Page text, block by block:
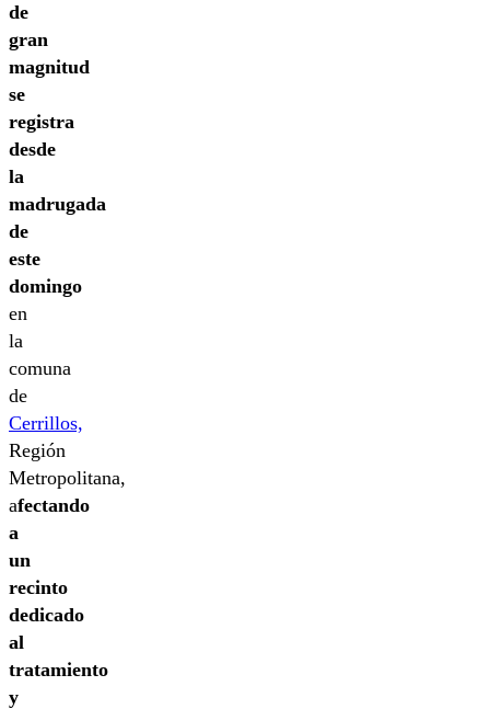
de
gran
magnitud
se
registra
desde
la
madrugada
de
este
domingo
en
la
comuna
de
Cerrillos,
Región
Metropolitana,
afectando
a
un
recinto
dedicado
al
tratamiento
y